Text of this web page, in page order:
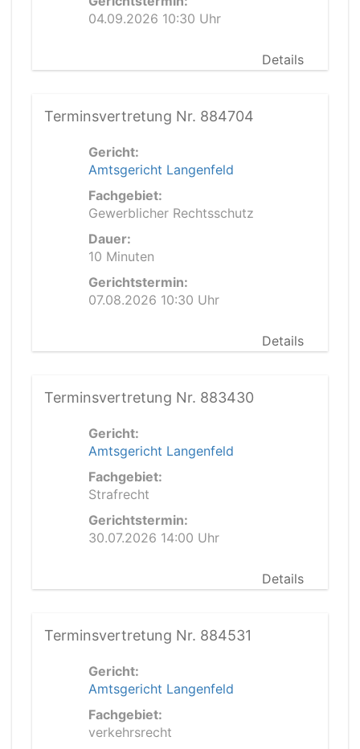
04.09.2026 10:30 Uhr
Details
Terminsvertretung Nr. 884704
Gericht:
Amtsgericht Langenfeld
Fachgebiet:
Gewerblicher Rechtsschutz
Dauer:
10 Minuten
Gerichtstermin:
07.08.2026 10:30 Uhr
Details
Terminsvertretung Nr. 883430
Gericht:
Amtsgericht Langenfeld
Fachgebiet:
Strafrecht
Gerichtstermin:
30.07.2026 14:00 Uhr
Details
Terminsvertretung Nr. 884531
Gericht:
Amtsgericht Langenfeld
Fachgebiet:
verkehrsrecht